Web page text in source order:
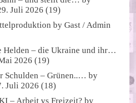
Juli 2026 (19)
byGast / Admin
Helden – die Ukraine und ihr…
2026 (19)
Schulden – Grünen..… by
Juli 2026 (18)
– Arbeit vs Freizeit? by